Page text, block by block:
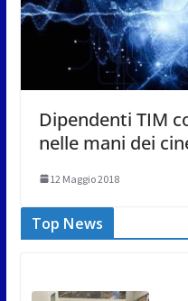
Dipendenti TIM
nelle mani dei
12 Maggio 2018
Top News